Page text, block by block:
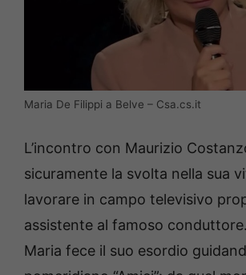
Maria De Filippi a Belve – Csa.cs.it
L’incontro con Maurizio
sicuramente la svolta nella sua
lavorare in campo televisivo
assistente al famoso
Maria fece il suo esordio